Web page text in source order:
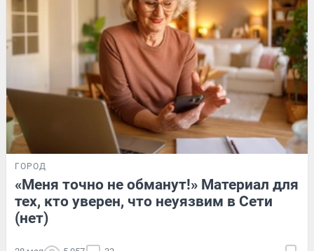
ГОРОД
«Меня точно не обманут!» Материал для
тех, кто уверен, что неуязвим в Сети
(нет)